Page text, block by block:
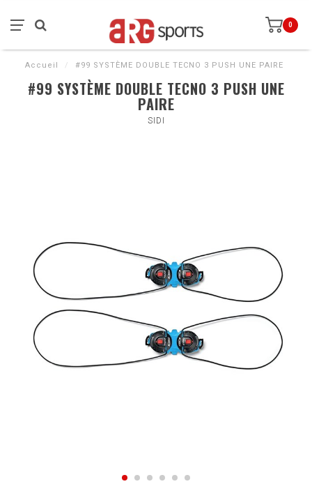
0
Accueil / #99 SYSTÈME DOUBLE TECNO 3 PUSH UNE PAIRE
#99 SYSTÈME DOUBLE TECNO 3 PUSH UNE
PAIRE
SIDI